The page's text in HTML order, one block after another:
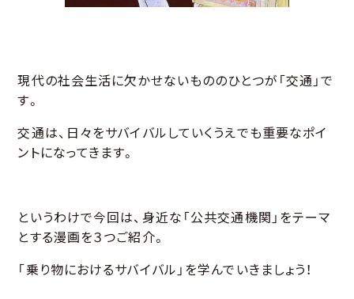
現代の社会生活に欠かせないもののひとつが「交通」で
す。
交通は、日々をサバイバルしていくうえでも重要なポイ
ントになってきます。
というわけで今回は、身近な「公共交通機関」をテーマ
とする漫画を３つご紹介。
「乗り物におけるサバイバル」を学んでいきましょう！